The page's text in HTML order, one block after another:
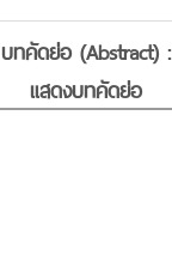
บทคัดย่อ (Abstract) :
แสดงบทคัดย่อ